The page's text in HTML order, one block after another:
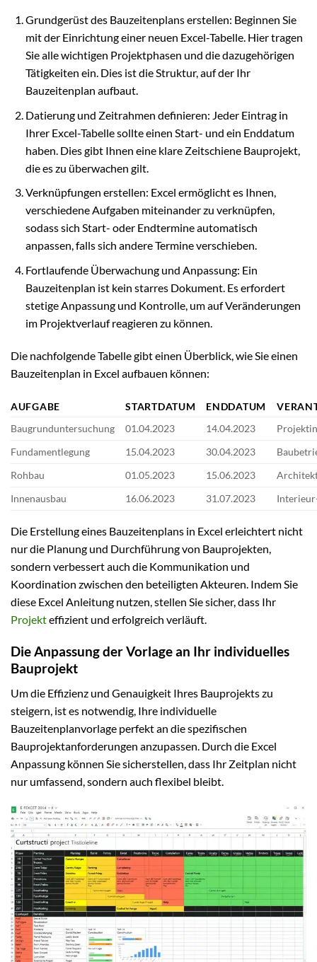
Grundgerüst des Bauzeitenplans erstellen: Beginnen Sie
mit der Einrichtung einer neuen Excel-Tabelle. Hier tragen
Sie alle wichtigen Projektphasen und die dazugehörigen
Tätigkeiten ein. Dies ist die Struktur, auf der Ihr
Bauzeitenplan aufbaut.
Datierung und Zeitrahmen definieren: Jeder Eintrag in
Ihrer Excel-Tabelle sollte einen Start- und ein Enddatum
haben. Dies gibt Ihnen eine klare Zeitschiene Bauprojekt,
die es zu überwachen gilt.
Verknüpfungen erstellen: Excel ermöglicht es Ihnen,
verschiedene Aufgaben miteinander zu verknüpfen,
sodass sich Start- oder Endtermine automatisch
anpassen, falls sich andere Termine verschieben.
Fortlaufende Überwachung und Anpassung: Ein
Bauzeitenplan ist kein starres Dokument. Es erfordert
stetige Anpassung und Kontrolle, um auf Veränderungen
im Projektverlauf reagieren zu können.
Die nachfolgende Tabelle gibt einen Überblick, wie Sie einen
Bauzeitenplan in Excel aufbauen können:
AUFGABE STARTDATUM ENDDATUM
Baugrunduntersuchung
01.04.2023 14.04.2023
Fundamentlegung
15.04.2023 30.04.2023
Rohbau
01.05.2023 15.06.2023
Innenausbau
16.06.2023 31.07.2023
Die Erstellung eines Bauzeitenplans in Excel erleichtert nicht
nur die Planung und Durchführung von Bauprojekten,
sondern verbessert auch die Kommunikation und
Koordination zwischen den beteiligten Akteuren. Indem Sie
diese Excel Anleitung nutzen, stellen Sie sicher, dass Ihr
Projekteffizient und erfolgreich verläuft.
Die Anpassung der Vorlage an Ihr individuelles
Bauprojekt
Um die Effizienz und Genauigkeit Ihres Bauprojekts zu
steigern, ist es notwendig, Ihre individuelle
Bauzeitenplanvorlage perfekt an die spezifischen
Bauprojektanforderungen anzupassen. Durch die Excel
Anpassung können Sie sicherstellen, dass Ihr Zeitplan nicht
nur umfassend, sondern auch flexibel bleibt.